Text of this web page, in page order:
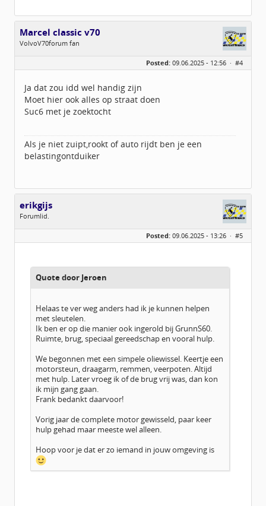
Marcel classic v70
VolvoV70forum fan
Geregistreerd:01 / 2022
Posted: 09.06.2025 - 12:56 · #4
Ja dat zou idd wel handig zijn
Moet hier ook alles op straat doen
Suc6 met je zoektocht
Als je niet zuipt,rookt of auto rijdt ben je een
belastingontduiker
erikgijs
Forumlid.
Geslacht:
n/a
Geregistreerd:02 / 2025
Posted: 09.06.2025 - 13:26 · #5
Quote door Jeroen
Helaas te ver weg anders had ik je kunnen helpen
met sleutelen.
Ik ben er op die manier ook ingerold bij GrunnS60.
Ruimte, brug, speciaal gereedschap en vooral hulp.
We begonnen met een simpele oliewissel. Keertje een
motorsteun, draagarm, remmen, veerpoten. Altijd
met hulp. Later vroeg ik of de brug vrij was, dan kon
ik mijn gang gaan.
Frank bedankt daarvoor!
Vorig jaar de complete motor gewisseld, paar keer
hulp gehad maar meeste wel alleen.
Hoop voor je dat er zo iemand in jouw omgeving is